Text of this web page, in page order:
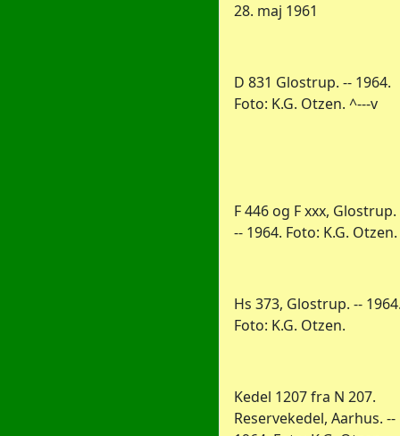
28. maj 1961
D 831 Glostrup. -- 1964.
Foto: K.G. Otzen. ^---v
F 446 og F xxx, Glostrup.
-- 1964. Foto: K.G. Otzen.
Hs 373, Glostrup. --
Foto: K.G. Otzen.
Kedel 1207 fra N 207.
Reservekedel, Aarhus. --